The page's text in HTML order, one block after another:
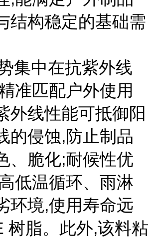
结构稳定的基础需
集中在抗紫外线
准匹配户外使用
外线性能可抵御阳
的侵蚀,防止制品
、脆化;耐候性优
低温循环、雨淋
环境,使用寿命远
树脂。此外,该料粘